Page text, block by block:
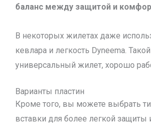
баланс между защитой и
В некоторых жилетах даже
кевлара и легкость Dyneema.
универсальный жилет, хорошо
Варианты пластин
Кроме того, вы можете выбрать
вставки для более легкой